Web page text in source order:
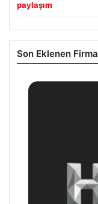
paylaşım
Son Eklenen